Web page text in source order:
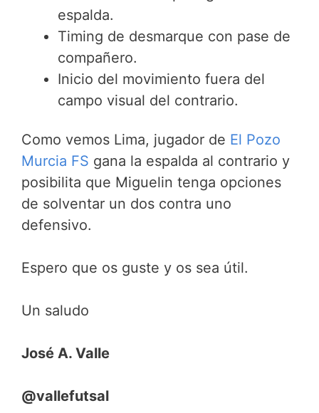
espalda.
Timing de desmarque con pase de
compañero.
Inicio del movimiento fuera del
campo visual del contrario.
Como vemos Lima, jugador de El Pozo
Murcia FS gana la espalda al contrario y
posibilita que Miguelin tenga opciones
de solventar un dos contra uno
defensivo.
Espero que os guste y os sea útil.
Un saludo
José A. Valle
@vallefutsal